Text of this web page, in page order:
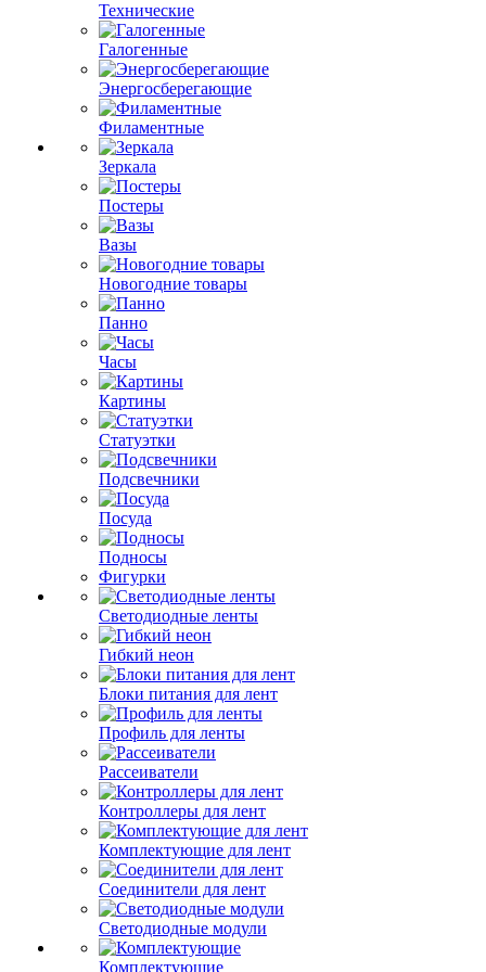
Технические
Галогенные
Энергосберегающие
Филаментные
Зеркала
Постеры
Вазы
Новогодние товары
Панно
Часы
Картины
Статуэтки
Подсвечники
Посуда
Подносы
Фигурки
Светодиодные ленты
Гибкий неон
Блоки питания для лент
Профиль для ленты
Рассеиватели
Контроллеры для лент
Комплектующие для лент
Соединители для лент
Светодиодные модули
Комплектующие